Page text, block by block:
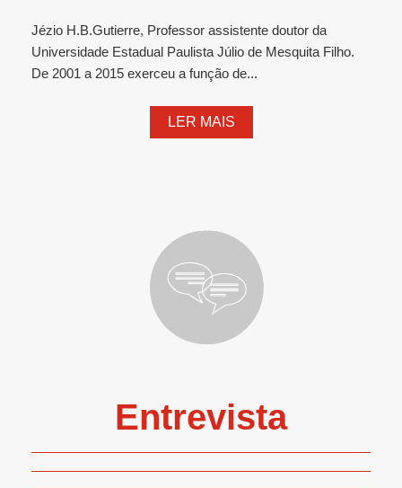
Jézio H.B.Gutierre, Professor assistente doutor da
Universidade Estadual Paulista Júlio de Mesquita Filho.
De 2001 a 2015 exerceu a função de...
LER MAIS
Entrevista